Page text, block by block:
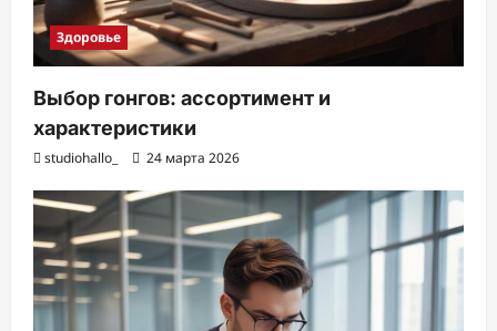
Здоровье
Выбор гонгов: ассортимент и
характеристики
studiohallo_ 24 марта 2026